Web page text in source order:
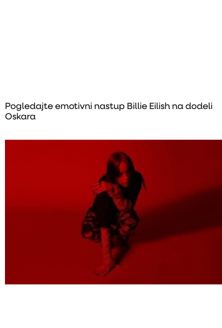
Pogledajte emotivni nastup Billie Eilish na dodeli
Oskara